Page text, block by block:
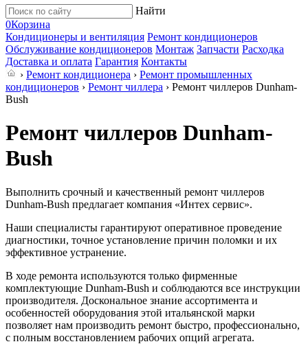
Найти
0Корзина
Кондиционеры и вентиляция Ремонт кондиционеров
Обслуживание кондиционеров Монтаж Запчасти Расходка
Доставка и оплата Гарантия Контакты
› Ремонт кондиционера › Ремонт промышленных
кондиционеров › Ремонт чиллера › Ремонт чиллеров Dunham-
Bush
Ремонт чиллеров Dunham-
Bush
Выполнить срочный и качественный ремонт чиллеров
Dunham-Bush предлагает компания «Интех сервис».
Наши специалисты гарантируют оперативное проведение
диагностики, точное установление причин поломки и их
эффективное устранение.
В ходе ремонта используются только фирменные
комплектующие Dunham-Bush и соблюдаются все инструкции
производителя. Доскональное знание ассортимента и
особенностей оборудования этой итальянской марки
позволяет нам производить ремонт быстро, профессионально,
с полным восстановлением рабочих опций агрегата.